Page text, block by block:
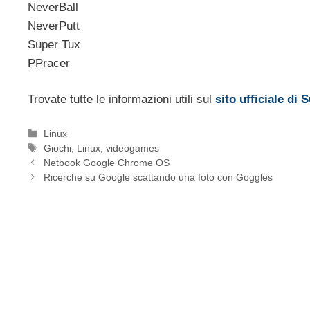
NeverBall
NeverPutt
Super Tux
PPracer
Trovate tutte le informazioni utili sul sito ufficiale di
Categorie
Linux
Tag
Giochi Linux ,videogames
Netbook Google Chrome OS
Ricerche su Google scattando una foto con Goggles